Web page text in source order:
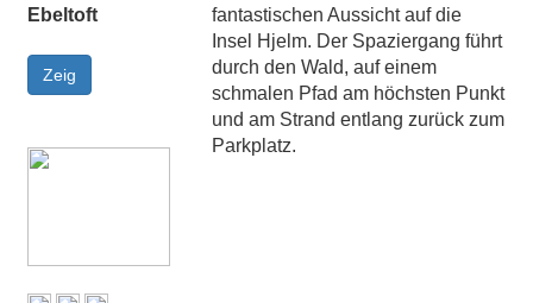
Ebeltoft
fantastischen Aussicht auf die
Insel Hjelm. Der Spaziergang führt
durch den Wald, auf einem
schmalen Pfad am höchsten Punkt
und am Strand entlang zurück zum
Parkplatz.